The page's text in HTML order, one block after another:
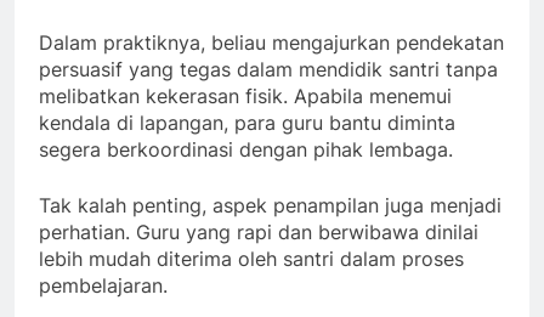
Dalam praktiknya, beliau mengajurkan pendekatan
persuasif yang tegas dalam mendidik santri tanpa
melibatkan kekerasan fisik. Apabila menemui
kendala di lapangan, para guru bantu diminta
segera berkoordinasi dengan pihak lembaga.
Tak kalah penting, aspek penampilan juga menjadi
perhatian. Guru yang rapi dan berwibawa dinilai
lebih mudah diterima oleh santri dalam proses
pembelajaran.